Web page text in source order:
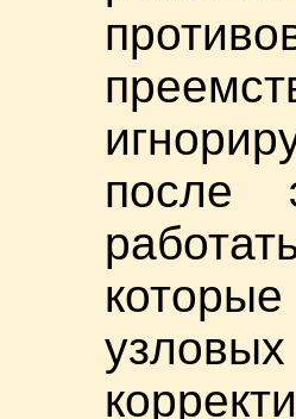
после